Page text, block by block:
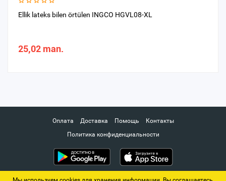
Ellik lateks bilen örtülen INGCO HGVL08-XL
25,02 man.
Оплата Доставка Помощь
Контакты
Политика конфиденциальности